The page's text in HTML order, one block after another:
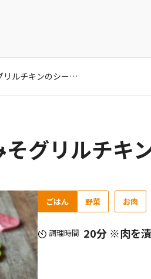
簡単カフェ風。白みそグリルチキンのシーザーサラダ丼レシピ
グリルチキ
ごはん 野菜 お肉
調理時間 20分 ※肉を